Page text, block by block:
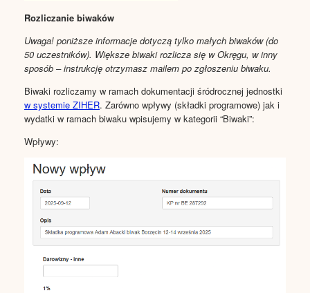
Rozliczanie biwaków
Uwaga! poniższe informacje dotyczą tylko małych biwaków (do
50 uczestników). Większe biwaki rozlicza się w Okręgu, w inny
sposób – instrukcję otrzymasz mailem po zgłoszeniu biwaku.
Biwaki rozliczamy w ramach dokumentacji śródrocznej jednostki
w systemie ZIHER. Zarówno wpływy (składki programowe) jak i
wydatki w ramach biwaku wpisujemy w kategorii “Biwaki”:
Wpływy: